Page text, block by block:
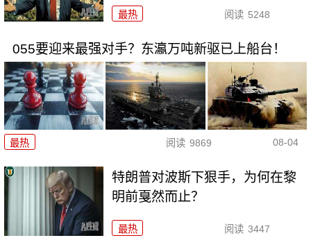
最热 阅读 5248
055要迎来最强对手？东瀛万吨新驱已上船台！
最热 阅读 9869 08-04
特朗普对波斯下狠手，为何在黎
明前戛然而止？
最热 阅读 3447